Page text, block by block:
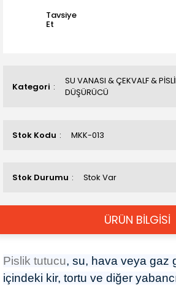
Kategori
SU VANASI & ÇEKVALF &
DÜŞÜRÜCÜ
Stok Kodu MKK-013
Stok Durumu Stok Var
Tavsiye
Et
ÜRÜN BİLGİSİ
Pislik tutucu, su, hava veya gaz
içindeki kir, tortu ve diğer